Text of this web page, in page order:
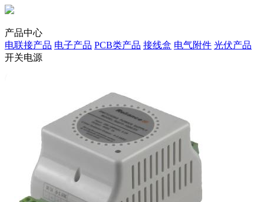
产品中心
电联接产品 电子产品 PCB类产品 接线盒 电气附件 光伏产品
开关电源